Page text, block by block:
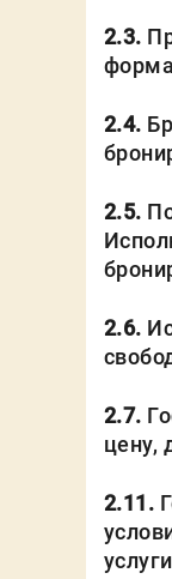
2.3.
2.4.
2.5.
2.6.
2.7.
цену,
2.11.